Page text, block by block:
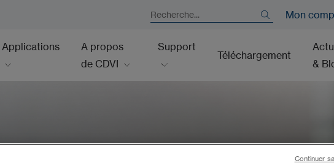
Mon
Applications
A propos
de CDVI
Support
Téléchargement
&
Continuer